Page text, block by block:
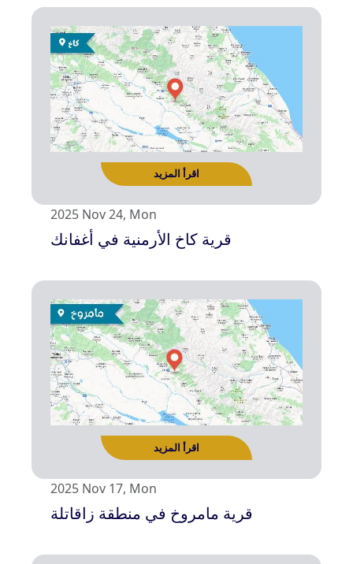
اقرأ المزيد
2025 Nov 24, Mon
قرية كاخ الأرمنية في أغفانك
2025 Nov 17, Mon
قرية مامروخ في منطقة زاقاتلة